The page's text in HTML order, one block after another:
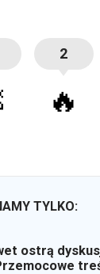
2
🔥
TYLKO:
ostrą